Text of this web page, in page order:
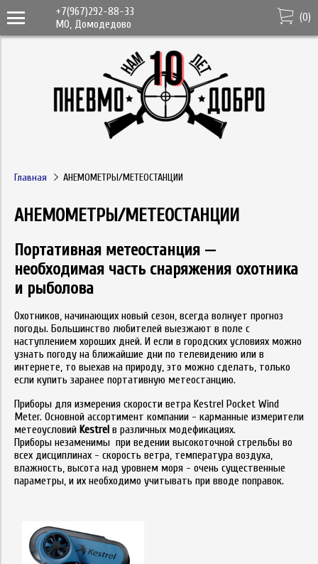
+7(967)292-88-33
МО, Домодедово
(0)
Главная АНЕМОМЕТРЫ/МЕТЕОСТАНЦИИ
АНЕМОМЕТРЫ/МЕТЕОСТАНЦИИ
Портативная метеостанция —
необходимая часть снаряжения охотника
и рыболова
Охотников, начинающих новый сезон, всегда волнует прогноз
погоды. Большинство любителей выезжают в поле с
наступлением хороших дней. И если в городских условиях можно
узнать погоду на ближайшие дни по телевидению или в
интернете, то выехав на природу, это можно сделать, только
если купить заранее портативную метеостанцию.
Приборы для измерения скорости ветра Kestrel Pocket Wind
Meter. Основной ассортимент компании - карманные измерители
метеоусловий Kestrel в различных модефикациях.
Приборы незаменимы при ведении высокоточной стрельбы во
всех дисциплинах - скорость ветра, температура воздуха,
влажность, высота над уровнем моря - очень существенные
параметры, и их необходимо учитывать при вводе поправок.